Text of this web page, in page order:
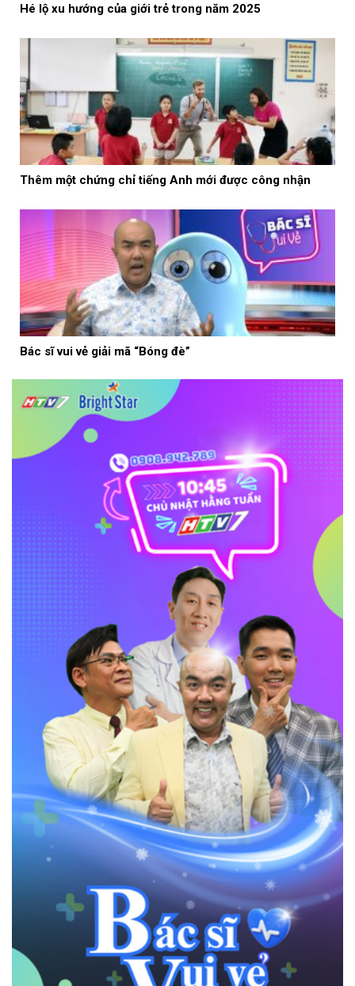
Hé lộ xu hướng của giới trẻ trong năm 2025
Thêm một chứng chỉ tiếng Anh mới được công nhận
Bác sĩ vui vẻ giải mã “Bóng đè”